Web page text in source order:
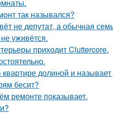
так назывался?
не депутат, а обычная
уживётся.
приходит Cluttercore.
долиной и
бесит?
ремонте показывает.